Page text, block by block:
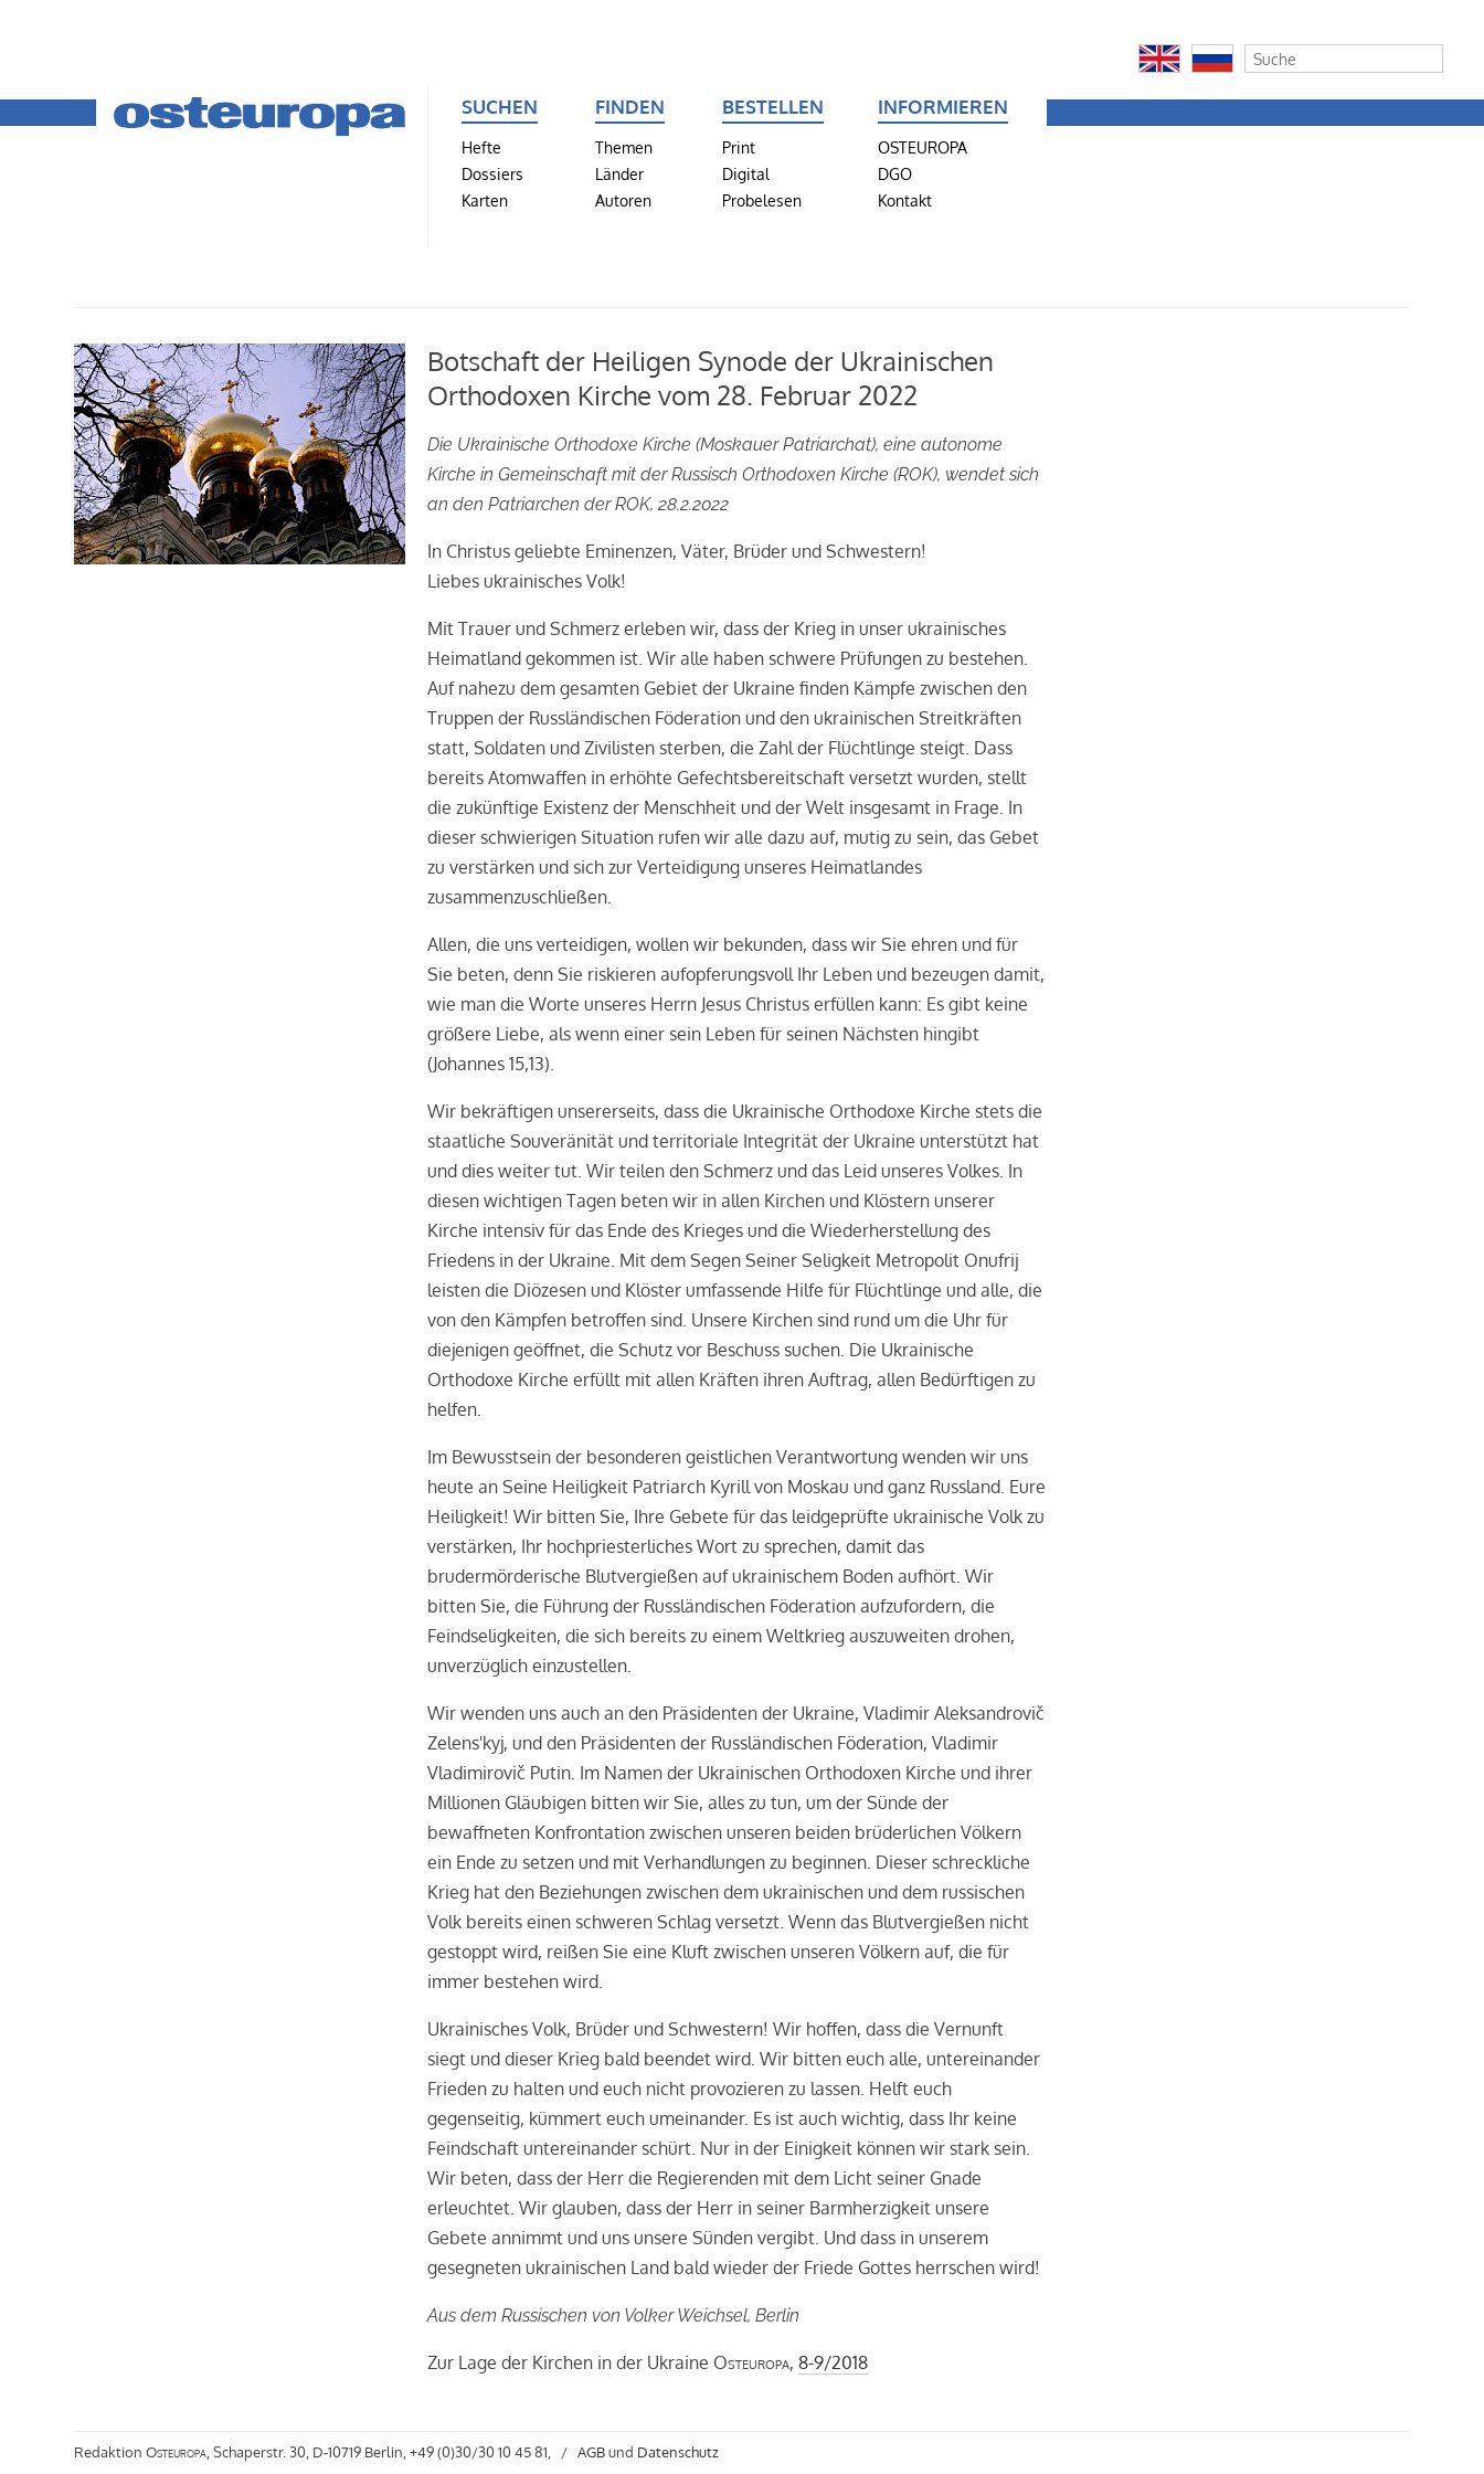
SUCHEN
Hefte
Dossiers
Karten
FINDEN
Themen
Länder
Autoren
BESTELLEN
Print
Digital
Probelesen
INFORMIEREN
OSTEUROPA
DGO
Kontakt
Botschaft der Heiligen Synode der Ukrainischen
Orthodoxen Kirche vom 28. Februar 2022
Die Ukrainische Orthodoxe Kirche (Moskauer Patriarchat), eine autonome
Kirche in Gemeinschaft mit der Russisch Orthodoxen Kirche (ROK), wendet sich
an den Patriarchen der ROK, 28.2.2022
In Christus geliebte Eminenzen, Väter, Brüder und Schwestern!
Liebes ukrainisches Volk!
Mit Trauer und Schmerz erleben wir, dass der Krieg in unser ukrainisches
Heimatland gekommen ist. Wir alle haben schwere Prüfungen zu bestehen.
Auf nahezu dem gesamten Gebiet der Ukraine finden Kämpfe zwischen den
Truppen der Russländischen Föderation und den ukrainischen Streitkräften
statt, Soldaten und Zivilisten sterben, die Zahl der Flüchtlinge steigt. Dass
bereits Atomwaffen in erhöhte Gefechtsbereitschaft versetzt wurden, stellt
die zukünftige Existenz der Menschheit und der Welt insgesamt in Frage. In
dieser schwierigen Situation rufen wir alle dazu auf, mutig zu sein, das Gebet
zu verstärken und sich zur Verteidigung unseres Heimatlandes
zusammenzuschließen.
Allen, die uns verteidigen, wollen wir bekunden, dass wir Sie ehren und für
Sie beten, denn Sie riskieren aufopferungsvoll Ihr Leben und bezeugen damit,
wie man die Worte unseres Herrn Jesus Christus erfüllen kann: Es gibt keine
größere Liebe, als wenn einer sein Leben für seinen Nächsten hingibt
(Johannes 15,13).
Wir bekräftigen unsererseits, dass die Ukrainische Orthodoxe Kirche stets die
staatliche Souveränität und territoriale Integrität der Ukraine unterstützt hat
und dies weiter tut. Wir teilen den Schmerz und das Leid unseres Volkes. In
diesen wichtigen Tagen beten wir in allen Kirchen und Klöstern unserer
Kirche intensiv für das Ende des Krieges und die Wiederherstellung des
Friedens in der Ukraine. Mit dem Segen Seiner Seligkeit Metropolit Onufrij
leisten die Diözesen und Klöster umfassende Hilfe für Flüchtlinge und alle, die
von den Kämpfen betroffen sind. Unsere Kirchen sind rund um die Uhr für
diejenigen geöffnet, die Schutz vor Beschuss suchen. Die Ukrainische
Orthodoxe Kirche erfüllt mit allen Kräften ihren Auftrag, allen Bedürftigen zu
helfen.
Im Bewusstsein der besonderen geistlichen Verantwortung wenden wir uns
heute an Seine Heiligkeit Patriarch Kyrill von Moskau und ganz Russland. Eure
Heiligkeit! Wir bitten Sie, Ihre Gebete für das leidgeprüfte ukrainische Volk zu
verstärken, Ihr hochpriesterliches Wort zu sprechen, damit das
brudermörderische Blutvergießen auf ukrainischem Boden aufhört. Wir
bitten Sie, die Führung der Russländischen Föderation aufzufordern, die
Feindseligkeiten, die sich bereits zu einem Weltkrieg auszuweiten drohen,
unverzüglich einzustellen.
Wir wenden uns auch an den Präsidenten der Ukraine, Vladimir Aleksandrovič
Zelens'kyj, und den Präsidenten der Russländischen Föderation, Vladimir
Vladimirovič Putin. Im Namen der Ukrainischen Orthodoxen Kirche und ihrer
Millionen Gläubigen bitten wir Sie, alles zu tun, um der Sünde der
bewaffneten Konfrontation zwischen unseren beiden brüderlichen Völkern
ein Ende zu setzen und mit Verhandlungen zu beginnen. Dieser schreckliche
Krieg hat den Beziehungen zwischen dem ukrainischen und dem russischen
Volk bereits einen schweren Schlag versetzt. Wenn das Blutvergießen nicht
gestoppt wird, reißen Sie eine Kluft zwischen unseren Völkern auf, die für
immer bestehen wird.
Ukrainisches Volk, Brüder und Schwestern! Wir hoffen, dass die Vernunft
siegt und dieser Krieg bald beendet wird. Wir bitten euch alle, untereinander
Frieden zu halten und euch nicht provozieren zu lassen. Helft euch
gegenseitig, kümmert euch umeinander. Es ist auch wichtig, dass Ihr keine
Feindschaft untereinander schürt. Nur in der Einigkeit können wir stark sein.
Wir beten, dass der Herr die Regierenden mit dem Licht seiner Gnade
erleuchtet. Wir glauben, dass der Herr in seiner Barmherzigkeit unsere
Gebete annimmt und uns unsere Sünden vergibt. Und dass in unserem
gesegneten ukrainischen Land bald wieder der Friede Gottes herrschen wird!
Aus dem Russischen von Volker Weichsel, Berlin
Zur Lage der Kirchen in der Ukraine Osteuropa,8-9/2018
RedaktionOsteuropa , Schaperstr. 30, D-10719 Berlin, +49 (0)30/30 10 45 81, /AGBund Datenschutz